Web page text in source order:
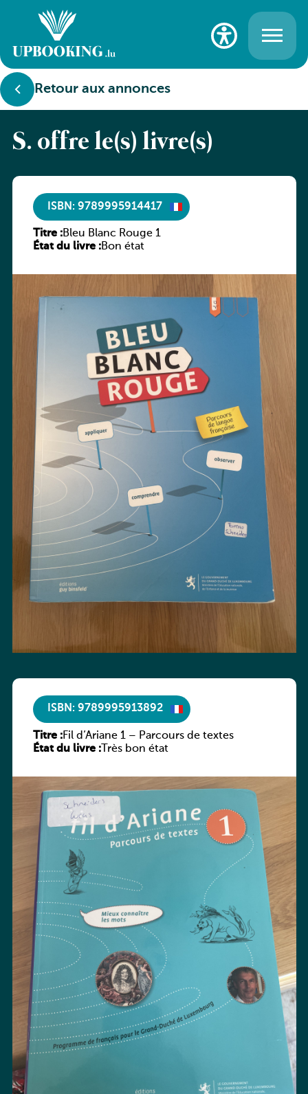
Retour aux annonces
S. offre le(s) livre(s)
ISBN: 9789995914417
Titre :Bleu Blanc Rouge 1
État du livre :Bon état
ISBN: 9789995913892
Titre :Fil d’Ariane 1 – Parcours de textes
État du livre :Très bon état